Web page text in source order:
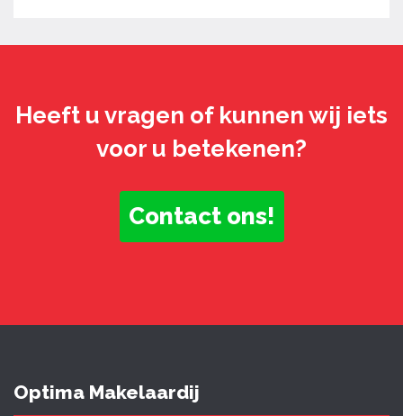
Heeft u vragen of kunnen wij iets
voor u betekenen?
Contact ons!
Optima Makelaardij